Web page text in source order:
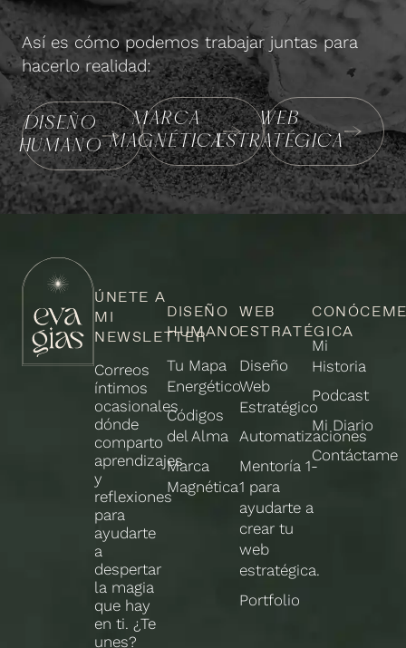
Así es cómo podemos trabajar juntas para
hacerlo realidad:
DISEÑO
HUMANO
MARCA
MAGNÉTICA
WEB
ESTRATÉGICA
ÚNETE A
MI
NEWSLETTER
Correos
íntimos
ocasionales
dónde
comparto
aprendizajes
y
reflexiones
para
ayudarte
a
despertar
la magia
que hay
en ti. ¿Te
unes?
DISEÑO
HUMANO
Tu Mapa
Energético
Códigos
del Alma
Marca
Magnética
WEB
ESTRATÉGICA
Diseño
Web
Estratégico
Automatizaciones
Mentoría 1-
1 para
ayudarte a
crear tu
web
estratégica.
Portfolio
Mi
Historia
Podcast
Mi Diario
Contáctame